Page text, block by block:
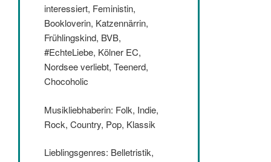
interessiert, Feministin,
Bookloverin, Katzennärrin,
Frühlingskind, BVB,
#EchteLiebe, Kölner EC,
Nordsee verliebt, Teenerd,
Chocoholic
Musikliebhaberin: Folk, Indie,
Rock, Country, Pop, Klassik
Lieblingsgenres: Belletristik,